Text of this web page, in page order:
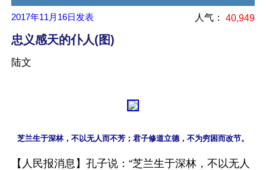
2017年11月16日 发表 人气： 40,949
忠义感天的仆人(图)
陆文
【人民报消息】孔子说：“芝兰生于深林，不以无人